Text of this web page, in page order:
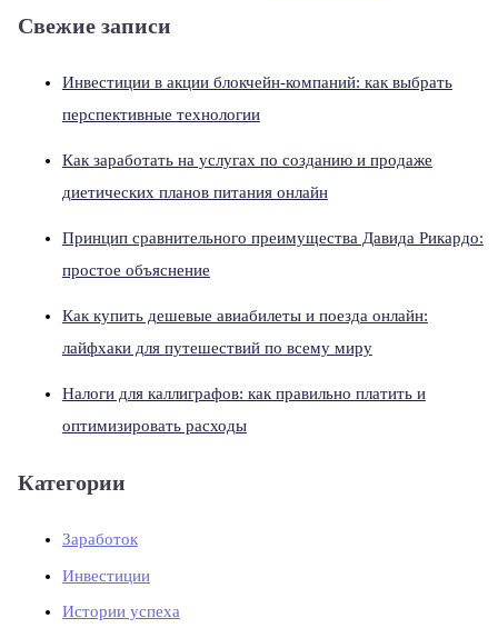
Свежие записи
Инвестиции в акции блокчейн-компаний: как выбрать
перспективные технологии
Как заработать на услугах по созданию и продаже
диетических планов питания онлайн
Принцип сравнительного преимущества Давида Рикардо:
простое объяснение
Как купить дешевые авиабилеты и поезда онлайн:
лайфхаки для путешествий по всему миру
Налоги для каллиграфов: как правильно платить и
оптимизировать расходы
Категории
Заработок
Инвестиции
Истории успеха